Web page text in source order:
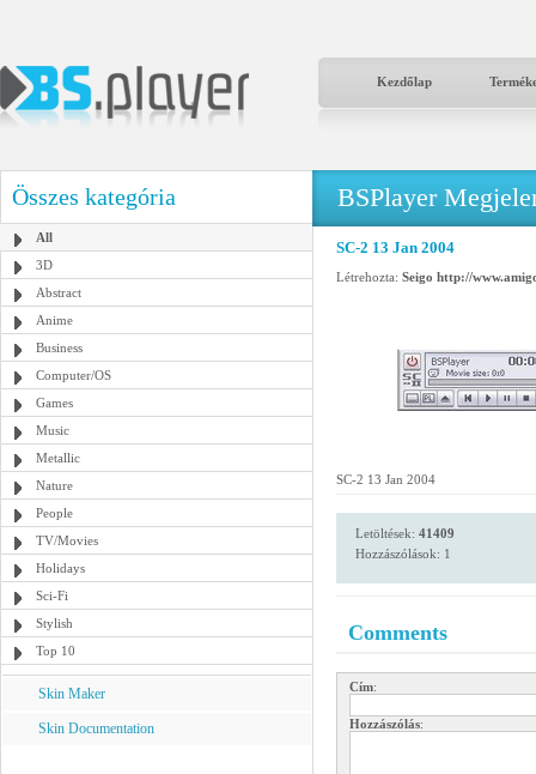
Kezdőlap
Összes kategória
All
3D
Abstract
Anime
Business
Computer/OS
Games
Music
Metallic
Nature
People
TV/Movies
Holidays
Sci-Fi
Stylish
Top 10
Skin Maker
Skin Documentation
BSPlayer
SC-2 13 Jan 2004
Létrehozta: Seigo http://
SC-2 13 Jan 2004
Letöltések: 41409
Hozzászólások: 1
Comments
Cím:
Hozzászólás: